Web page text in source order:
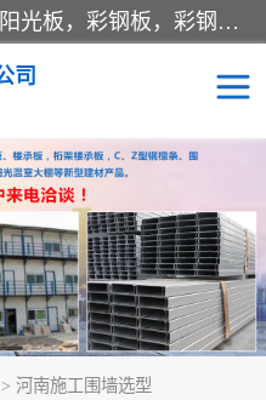
郑州鑫纵建材有限公司供应阳光板，彩钢板，彩钢钢构工程是一家集生产销售租赁安装于一体的企业，主要生产PC采光板，耐力板，仿古琉璃采光板，岩棉板、彩钢压型板、镀锌压型板、桁架楼承板，C、Z型钢檩条、围挡板、轻钢结构，阳光温室大棚等新型建材产品。公司旗下有多台移动式高空压瓦机租赁，承接全国各地业务，专业对外租赁各种型号压瓦机。
司
> 河南施工围墙选型
ASA合成树脂仿古瓦
FRP采光板
PC耐力板
楼层板